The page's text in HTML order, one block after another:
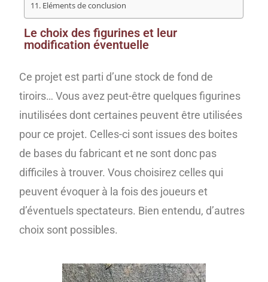
Eléments de conclusion
Le choix des figurines et leur
modification éventuelle
Ce projet est parti d’une stock de fond de
tiroirs… Vous avez peut-être quelques figurines
inutilisées dont certaines peuvent être utilisées
pour ce projet. Celles-ci sont issues des boites
de bases du fabricant et ne sont donc pas
difficiles à trouver. Vous choisirez celles qui
peuvent évoquer à la fois des joueurs et
d’éventuels spectateurs. Bien entendu, d’autres
choix sont possibles.